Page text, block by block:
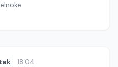
18:04